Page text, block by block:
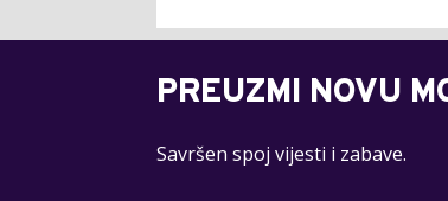
PREUZMI NOVU
Savršen spoj vijesti i zabave.